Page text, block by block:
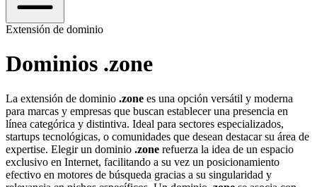
Extensión de dominio
Dominios .zone
La extensión de dominio .zone es una opción versátil y moderna
para marcas y empresas que buscan establecer una presencia en
línea categórica y distintiva. Ideal para sectores especializados,
startups tecnológicas, o comunidades que desean destacar su área de
expertise. Elegir un dominio .zone refuerza la idea de un espacio
exclusivo en Internet, facilitando a su vez un posicionamiento
efectivo en motores de búsqueda gracias a su singularidad y